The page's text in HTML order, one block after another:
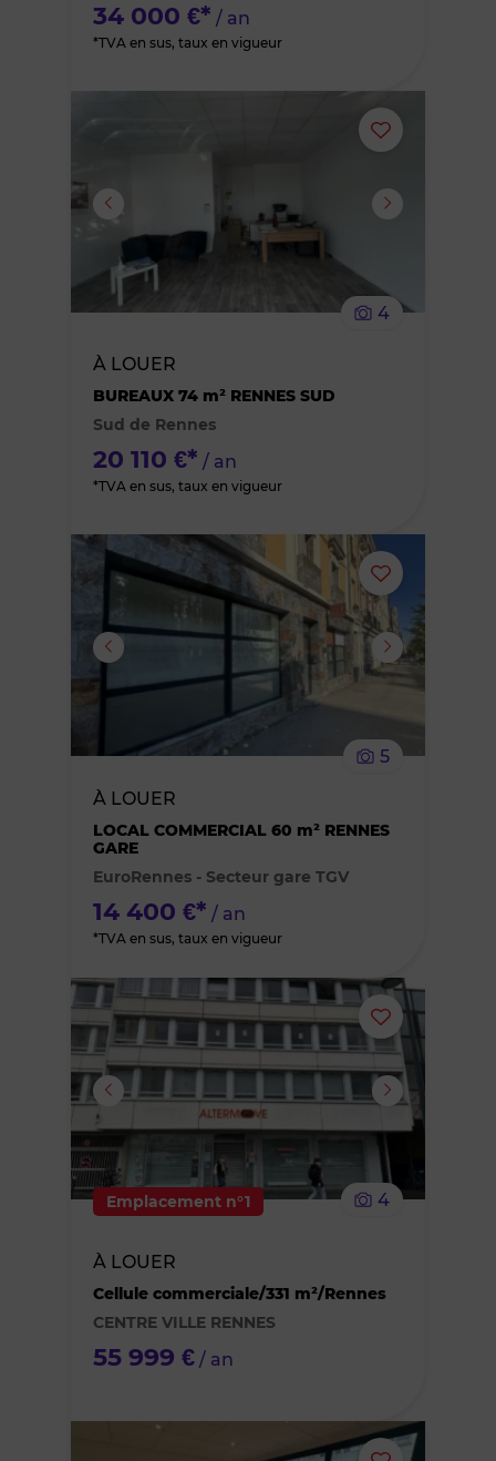
34 000 €* / an
*TVA en sus, taux en vigueur
Ajouter
ou
4
À LOUER
BUREAUX 74 m² RENNES SUD
Sud de Rennes
20 110 €* / an
*TVA en sus, taux en vigueur
Ajouter
ou
supprimer
5
À LOUER
LOCAL COMMERCIAL 60 m² RENNES
GARE
EuroRennes - Secteur gare TGV
14 400 €* / an
*TVA en sus, taux en vigueur
Ajouter
ou
supprimer
le
Emplacement n°1 4
À LOUER
Cellule commerciale/331 m²/Rennes
CENTRE VILLE RENNES
55 999 € / an